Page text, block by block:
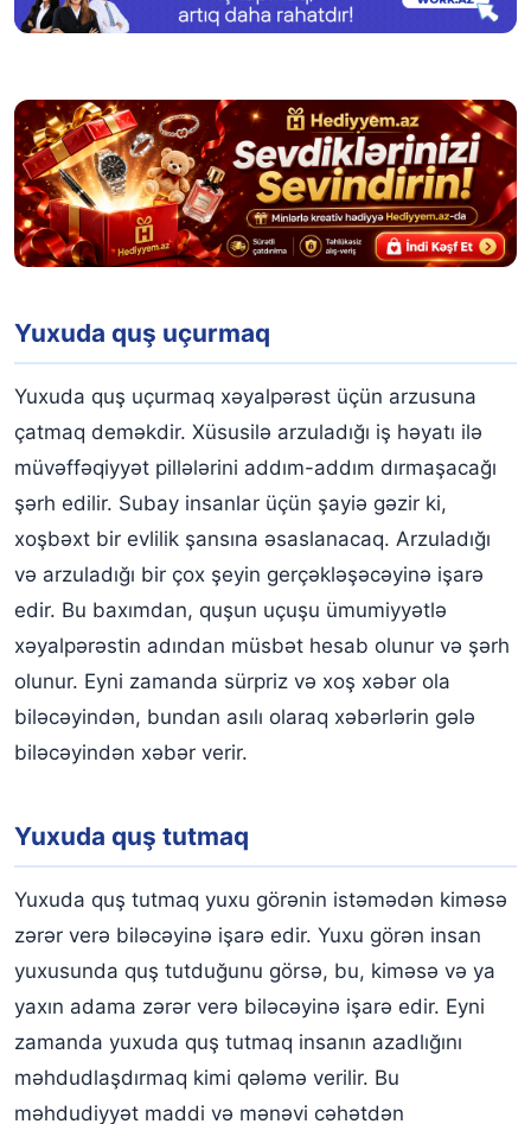
Yuxuda quş dimdiyi görmək
Yuxuda tovuz quşu görmək
Yuxuda bülbül görmək
Yuxuda sərçə görmək
Quş yuxu yozmaları
Yuxuda quş uçurmaq
Yuxuda quş uçurmaq xəyalpərəst üçün arzusuna
çatmaq deməkdir. Xüsusilə arzuladığı iş həyatı ilə
müvəffəqiyyət pillələrini addım-addım dırmaşacağı
şərh edilir. Subay insanlar üçün şayiə gəzir ki,
xoşbəxt bir evlilik şansına əsaslanacaq. Arzuladığı
və arzuladığı bir çox şeyin gerçəkləşəcəyinə işarə
edir. Bu baxımdan, quşun uçuşu ümumiyyətlə
xəyalpərəstin adından müsbət hesab olunur və şərh
olunur. Eyni zamanda sürpriz və xoş xəbər ola
biləcəyindən, bundan asılı olaraq xəbərlərin gələ
biləcəyindən xəbər verir.
Yuxuda quş tutmaq
Yuxuda quş tutmaq yuxu görənin istəmədən kiməsə
zərər verə biləcəyinə işarə edir. Yuxu görən insan
yuxusunda quş tutduğunu görsə, bu, kiməsə və ya
yaxın adama zərər verə biləcəyinə işarə edir. Eyni
zamanda yuxuda quş tutmaq insanın azadlığını
məhdudlaşdırmaq kimi qələmə verilir. Bu
məhdudiyyət maddi və mənəvi cəhətdən